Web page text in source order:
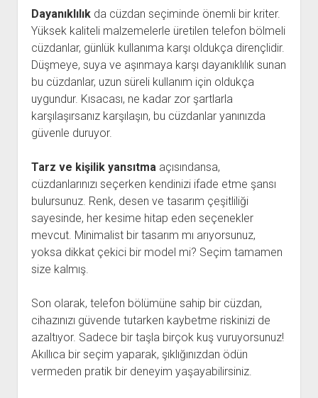
Dayanıklılıkda cüzdan seçiminde önemli bir kriter.
Yüksek kaliteli malzemelerle üretilen telefon bölmeli
cüzdanlar, günlük kullanıma karşı oldukça dirençlidir.
Düşmeye, suya ve aşınmaya karşı dayanıklılık sunan
bu cüzdanlar, uzun süreli kullanım için oldukça
uygundur. Kısacası, ne kadar zor şartlarla
karşılaşırsanız karşılaşın, bu cüzdanlar yanınızda
güvenle duruyor.
Tarz ve kişilik yansıtmaaçısındansa,
cüzdanlarınızı seçerken kendinizi ifade etme şansı
bulursunuz. Renk, desen ve tasarım çeşitliliği
sayesinde, her kesime hitap eden seçenekler
mevcut. Minimalist bir tasarım mı arıyorsunuz,
yoksa dikkat çekici bir model mi? Seçim tamamen
size kalmış.
Son olarak, telefon bölümüne sahip bir cüzdan,
cihazınızı güvende tutarken kaybetme riskinizi de
azaltıyor. Sadece bir taşla birçok kuş vuruyorsunuz!
Akıllıca bir seçim yaparak, şıklığınızdan ödün
vermeden pratik bir deneyim yaşayabilirsiniz.